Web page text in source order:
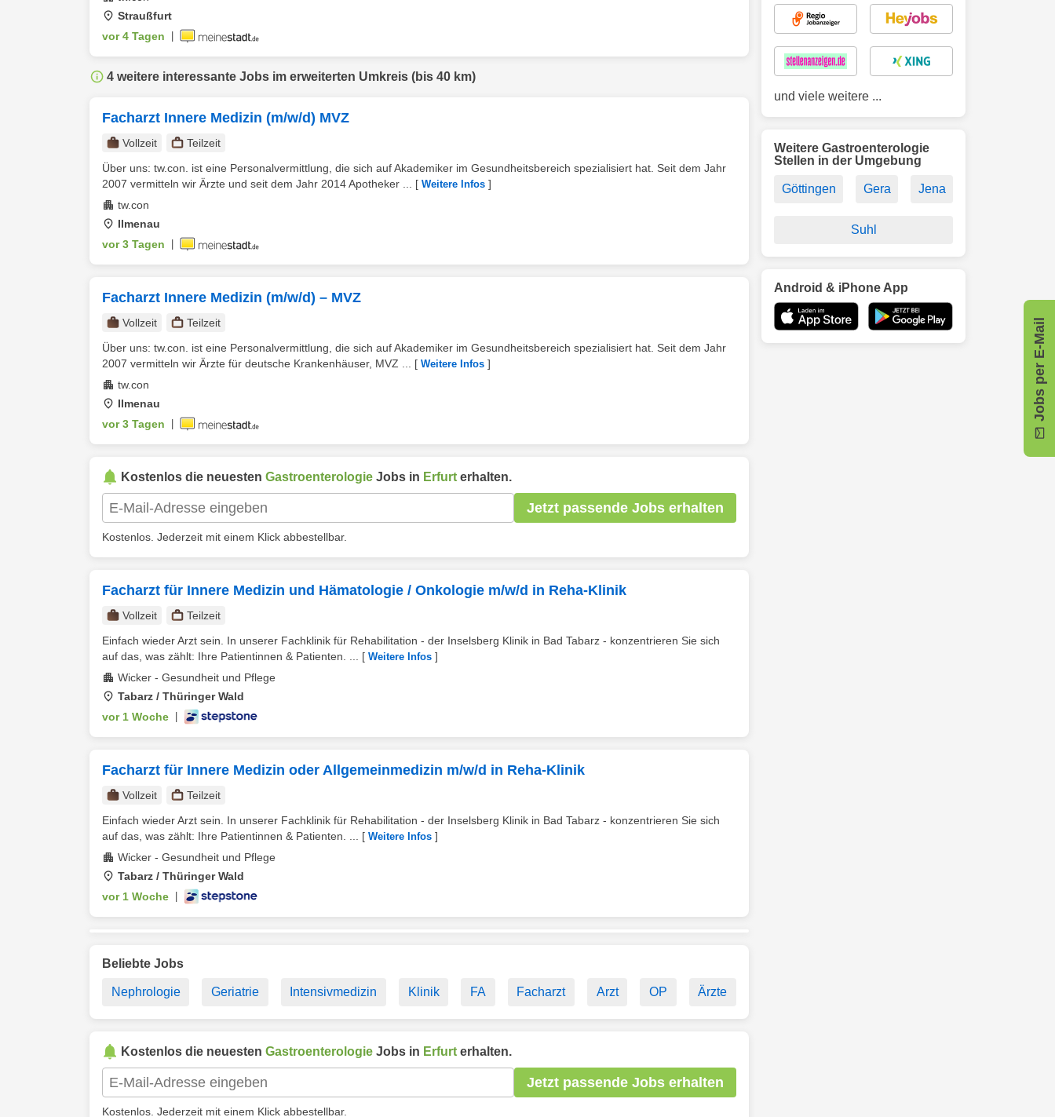
Straußfurt
vor 4 Tagen
4 weitere interessante Jobs im erweiterten Umkreis (bis 40 km)
Facharzt Innere Medizin (m/w/d) MVZ
Vollzeit
Teilzeit
Über uns: tw.con. ist eine Personalvermittlung, die sich auf Akademiker im Gesundheitsbereich spezialisiert hat. Seit dem Jahr
2007 vermitteln wir Ärzte und seit dem Jahr 2014 Apotheker ...
[ Weitere Infos ]
tw.con
Ilmenau
vor 3 Tagen
Facharzt Innere Medizin (m/w/d) – MVZ
Vollzeit
Teilzeit
Über uns: tw.con. ist eine Personalvermittlung, die sich auf Akademiker im Gesundheitsbereich spezialisiert hat. Seit dem Jahr
2007 vermitteln wir Ärzte für deutsche Krankenhäuser, MVZ ...
[ Weitere Infos ]
tw.con
Ilmenau
vor 3 Tagen
Kostenlos die neuesten Gastroenterologie Jobs in Erfurt erhalten.
Jetzt passende Jobs erhalten
Kostenlos. Jederzeit mit einem Klick abbestellbar.
Facharzt für Innere Medizin und Hämatologie / Onkologie m/w/d in Reha-Klinik
Vollzeit
Teilzeit
Einfach wieder Arzt sein. In unserer Fachklinik für Rehabilitation - der Inselsberg Klinik in Bad Tabarz - konzentrieren Sie sich
auf das, was zählt: Ihre Patientinnen & Patienten. ...
[ Weitere Infos ]
Wicker - Gesundheit und Pflege
Tabarz / Thüringer Wald
vor 1 Woche
Facharzt für Innere Medizin oder Allgemeinmedizin m/w/d in Reha-Klinik
Vollzeit
Teilzeit
Einfach wieder Arzt sein. In unserer Fachklinik für Rehabilitation - der Inselsberg Klinik in Bad Tabarz - konzentrieren Sie sich
auf das, was zählt: Ihre Patientinnen & Patienten. ...
[ Weitere Infos ]
Wicker - Gesundheit und Pflege
Tabarz / Thüringer Wald
vor 1 Woche
Beliebte Jobs
Nephrologie Geriatrie Intensivmedizin Klinik FA Facharzt Arzt OP Ärzte
Kostenlos die neuesten Gastroenterologie Jobs in Erfurt erhalten.
Jetzt passende Jobs erhalten
Kostenlos. Jederzeit mit einem Klick abbestellbar.
Jobs per E-Mail
und viele weitere ...
Weitere Gastroenterologie
Stellen in der Umgebung
Göttingen Gera Jena
Suhl
Android & iPhone App